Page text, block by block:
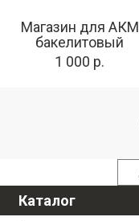
Магазин для АКМ
бакелитовый
1 000 р.
Каталог